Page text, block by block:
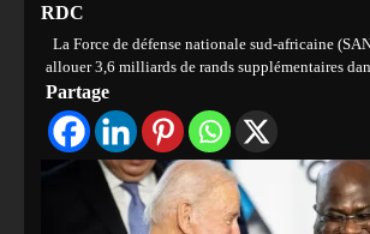
RDC
La Force de défense nationale sud-africaine
allouer 3,6 milliards de rands supplémentaires
Partage